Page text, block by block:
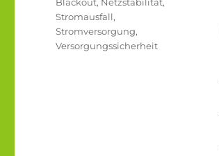
Stromausfall,
Stromversorgung,
Versorgungssicherheit